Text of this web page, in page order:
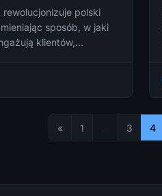
polski
sposób, w jaki
klientów,
Dowiedz się, jak AI
elektronicznego w
« 1 3 4